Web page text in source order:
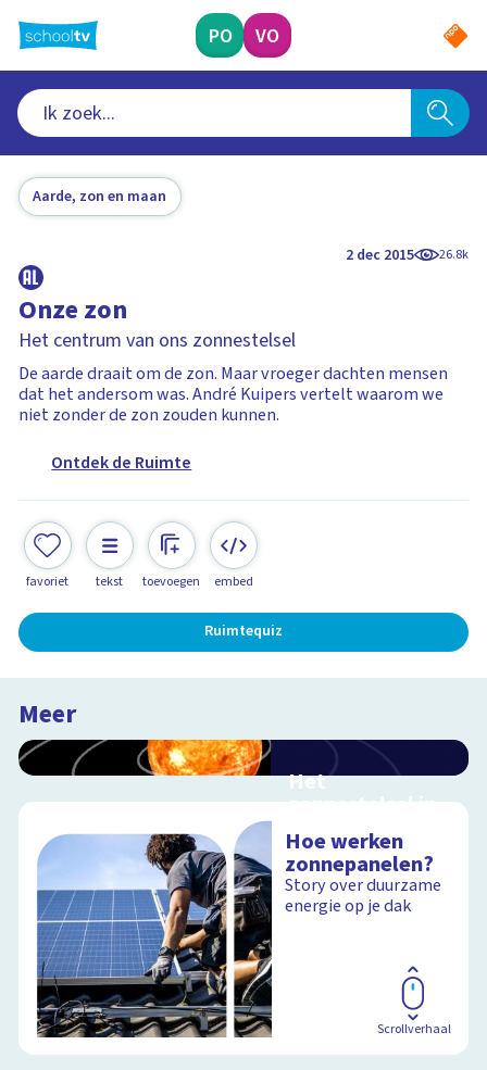
naar
hoofdinhoud
PO VO
Aarde, zon en maan
2 dec 2015 26.8k
Onze zon
Het centrum van ons zonnestelsel
De aarde draait om de zon. Maar vroeger dachten mensen
dat het andersom was. André Kuipers vertelt waarom we
niet zonder de zon zouden kunnen.
Ontdek de Ruimte
favoriet tekst toevoegen embed
Ruimtequiz
Meer
Het
zonnestelsel in
3D
Reis mee door ons
zonnestelsel
Hoe werken
zonnepanelen?
Story over duurzame
energie op je dak
Scrollverhaal